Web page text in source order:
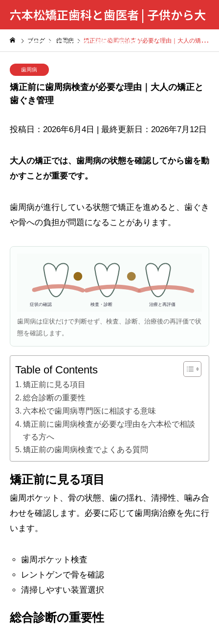
六本松矯正歯科と歯医者 | 子供から大
人まで対応する歯科医院
ブログ 歯周病 矯正前に歯周病検査が必要な理由｜大人の矯正と歯ぐき管理
歯周病
矯正前に歯周病検査が必要な理由｜大人の矯正と
歯ぐき管理
投稿日：2026年6月4日 | 最終更新日：2026年7月12日
大人の矯正では、歯周病の状態を確認してから歯を動
かすことが重要です。
歯周病が進行している状態で矯正を進めると、歯ぐき
や骨への負担が問題になることがあります。
症状の確認 検査・診断 治療と再評価
歯周病は症状だけで判断せず、検査、診断、治療後の再評価で状
態を確認します。
Table of Contents
矯正前に見る項目
総合診断の重要性
六本松で歯周病専門医に相談する意味
矯正前に歯周病検査が必要な理由を六本松で相談
する方へ
矯正前の歯周病検査でよくある質問
矯正前に見る項目
歯周ポケット、骨の状態、歯の揺れ、清掃性、噛み合
わせを確認します。必要に応じて歯周病治療を先に行
います。
歯周ポケット検査
レントゲンで骨を確認
清掃しやすい装置選択
総合診断の重要性